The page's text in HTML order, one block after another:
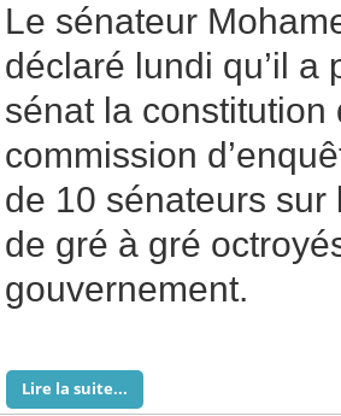
Le sénateur
déclaré lundi qu’il a
sénat la constitution
commission
de 10 sénateurs sur
de gré à gré
gouvernement.
Lire la suite...